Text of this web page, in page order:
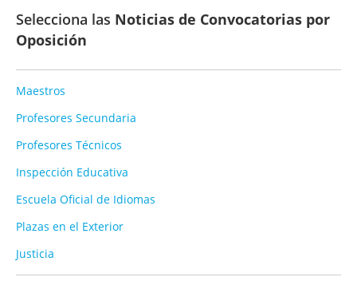
Selecciona las Noticias de Convocatorias por
Oposición
Maestros
Profesores Secundaria
Profesores Técnicos
Inspección Educativa
Escuela Oficial de Idiomas
Plazas en el Exterior
Justicia